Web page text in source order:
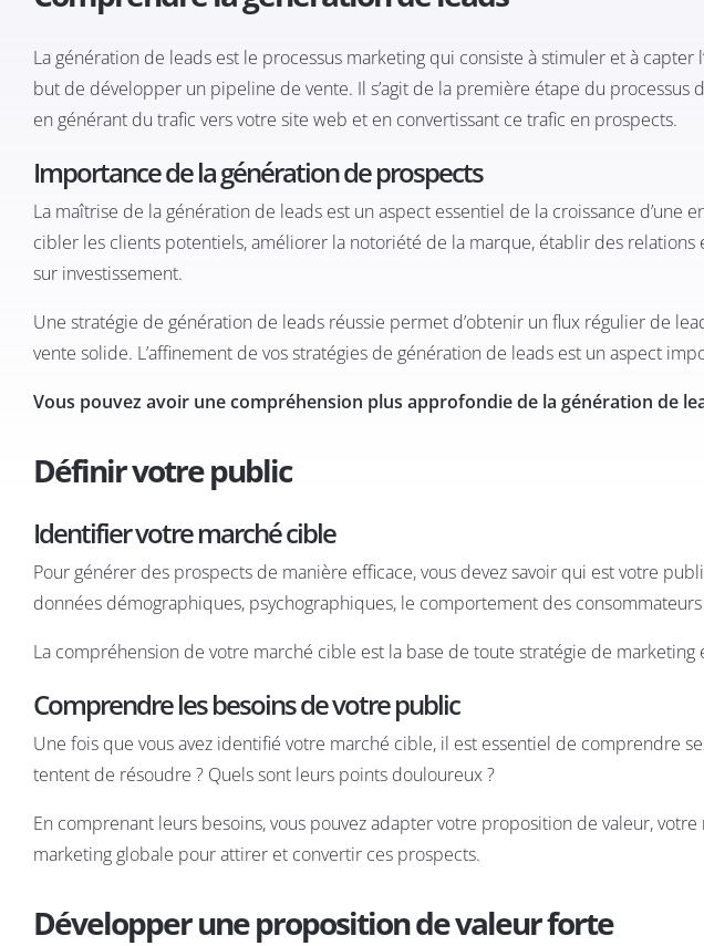
La génération de leads est le processus marketing qui consiste à stimuler et à
but de développer un pipeline de vente. Il s’agit de la première étape du processus
en générant du trafic vers votre site web et en convertissant ce trafic en prospects.
Importance de la génération de prospects
La maîtrise de la génération de leads est un aspect essentiel de la croissance d’une
cibler les clients potentiels, améliorer la notoriété de la marque, établir des
sur investissement.
Une stratégie de génération de leads réussie permet d’obtenir un flux régulier de
vente solide. L’affinement de vos stratégies de génération de leads est un aspect
Vous pouvez avoir une compréhension plus approfondie de la génération de
Définir votre public
Identifier votre marché cible
Pour générer des prospects de manière efficace, vous devez savoir qui est votre
données démographiques, psychographiques, le comportement des consommateurs
La compréhension de votre marché cible est la base de toute stratégie de marketing
Comprendre les besoins de votre public
Une fois que vous avez identifié votre marché cible, il est essentiel de comprendre
tentent de résoudre ? Quels sont leurs points douloureux ?
En comprenant leurs besoins, vous pouvez adapter votre proposition de valeur,
marketing globale pour attirer et convertir ces prospects.
Développer une proposition de valeur forte